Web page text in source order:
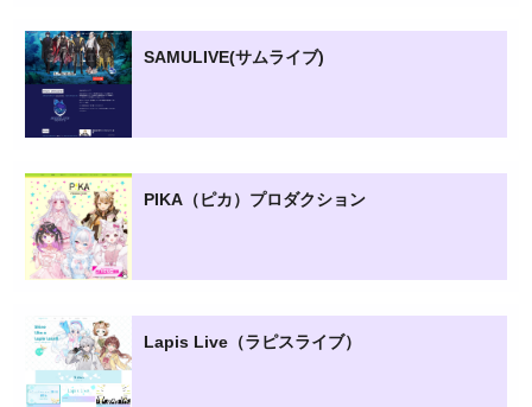
SAMULIVE(サムライブ)
PIKA（ピカ）プロダクション
Lapis Live（ラピスライブ）